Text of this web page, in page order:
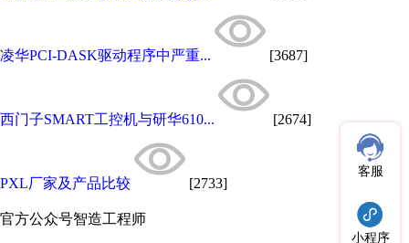
凌华PCI-DASK驱动程序中严重... [3687]
西门子SMART工控机与研华610... [2674]
PXL厂家及产品比较 [2733]
官方公众号智造工程师
客服
小程序